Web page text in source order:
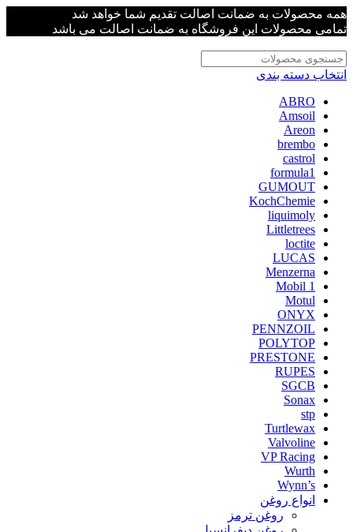
همه محصولات به ضمانت اصالت تقدیم شما خواهد شد
تمامی محصولات این فروشگاه به ضمانت اصالت می باشد
انتخاب دسته بندی
ABRO
Amsoil
Areon
brembo
castrol
formula1
GUMOUT
KochChemie
liquimoly
Littletrees
loctite
LUCAS
Menzerna
Mobil 1
Motul
ONYX
PENNZOIL
POLYTOP
PRESTONE
RUPES
SGCB
Sonax
stp
Turtlewax
Valvoline
VP Racing
Wurth
Wynn’s
انواع روغن
روغن ترمز